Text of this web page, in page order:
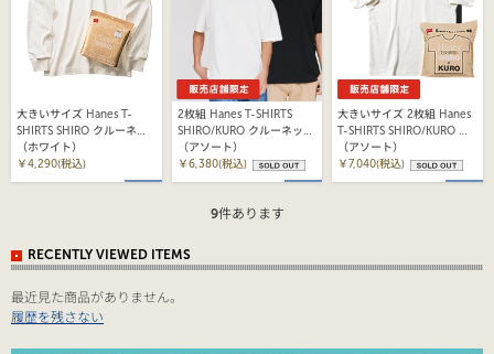
大きいサイズ Hanes T-
SHIRTS SHIRO クルーネッ
クロングスリーブTシャツ
（ホワイト）
￥4,290(税込)
2枚組 Hanes T-SHIRTS
SHIRO/KURO クルーネック
Tシャツ 26SS ヘインズ
(HM1-D703)
（アソート）
￥6,380(税込)
大きいサイズ 2枚組 Hanes
T-SHIRTS SHIRO/KURO ク
ルーネックTシャツ 26SS ヘ
インズ(HM1-D703)
（アソート）
￥7,040(税込)
9件あります
RECENTLY VIEWED ITEMS
最近見た商品がありません。
履歴を残さない